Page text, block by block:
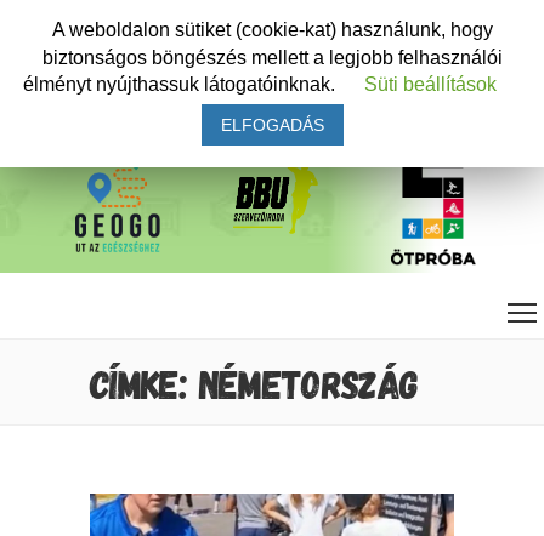
CÍMKE: NÉMETORSZÁG
A weboldalon sütiket (cookie-kat) használunk, hogy
biztonságos böngészés mellett a legjobb felhasználói
élményt nyújthassuk látogatóinknak.
Süti beállítások
ELFOGADÁS